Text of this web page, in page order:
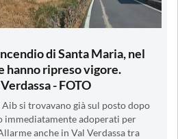
di Santa Maria, nel
hanno ripreso vigore.
- FOTO
si trovavano già sul posto dopo
immediatamente adoperati per
anche in Val Verdassa tra